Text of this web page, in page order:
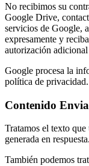
No recibimos su
Google Drive,
servicios de Google,
expresamente y reciba
autorización
Google procesa la
política de privacidad.
Contenido
Tratamos el texto
generada en respuesta.
También podemos